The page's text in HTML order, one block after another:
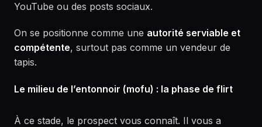
YouTube ou des posts sociaux.
On se positionne comme une autorité serviable et
compétente, surtout pas comme un vendeur de
tapis.
Le milieu de l’entonnoir (mofu) : la phase de flirt
À ce stade, le prospect vous connaît. Il vous a